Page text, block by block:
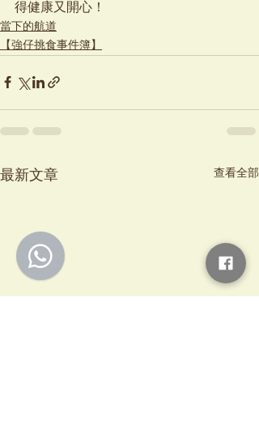
得健康又開心！
當下的航道
【強仔挑食事件簿】
最新文章 查看全部